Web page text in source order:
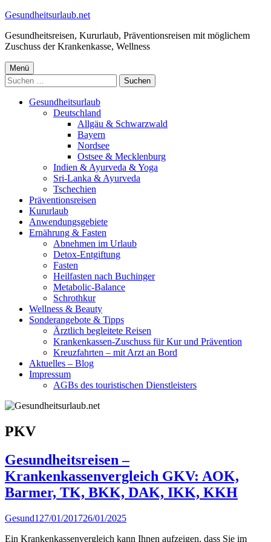
Springe
Inhalt
Gesundheitsurlaub.net
Gesundheitsreisen, Kururlaub, Präventionsreisen mit möglichem
Zuschuss der Krankenkasse, Wellness
Primäres
Menü
Menü
Suchen
nach:
Gesundheitsurlaub
Deutschland
Allgäu & Schwarzwald
Bayern
Nordsee
Ostsee & Mecklenburg
Indien & Ayurveda & Yoga
Sri-Lanka & Ayurveda
Tschechien
Präventionsreisen
Kururlaub
Anwendungsgebiete
Ernährung & Fasten
Abnehmen im Urlaub
Detox-Entgiftung
Fasten
Heilfasten nach Buchinger
Metabolic-Balance
Schrothkur
Wellness & Beauty
Sonderangebote & Tipps
Ärztlich begleitete Reisen
Krankenkassen-Zuschuss für Kur und Prävention
Kreuzfahrten – mit Arzt an Bord
Aktuelles – Blog
Impressum
AGBs des touristischen Dienstleisters
Schlagwort:
PKV
Gesundheitsreisen –
Krankenkassenvergleich GKV: AOK,
Barmer, TK, BKK, DAK, IKK, KKH
Autor
Gesund1 Veröffentlicht
27/01/201726/01/2025
Ein Krankenkassenvergleich kann Ihnen aufzeigen, dass Sie im